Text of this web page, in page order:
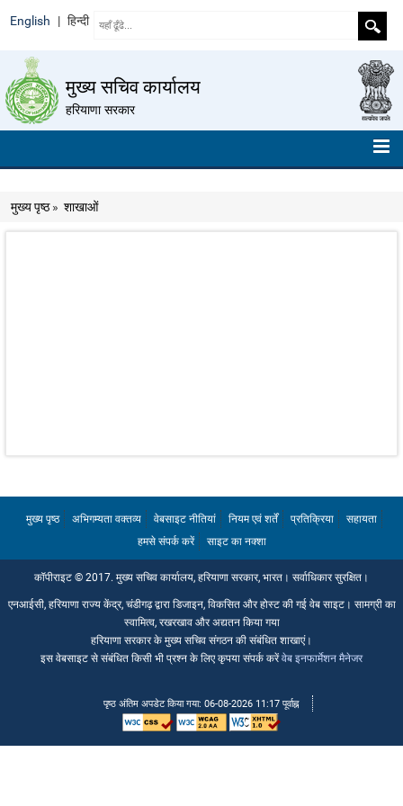
English | हिन्दी
मुख्य सचिव कार्यालय
हरियाणा सरकार
हमारे बारे में
मुख्य पृष्ठ» शाखाओं
मुख्य पृष्ठ अभिगम्यता वक्तव्य वेबसाइट नीतियां नियम एवं शर्तें प्रतिक्रिया
सहायता
हमसे संपर्क करें
साइट का नक्शा
कॉपीराइट © 2017. मुख्य सचिव कार्यालय, हरियाणा सरकार, भारत। सर्वाधिकार सुरक्षित।
एनआईसी, हरियाणा राज्य केंद्र, चंडीगढ़ द्वारा डिजाइन, विकसित और होस्ट की गई वेब साइट। सामग्री का
स्वामित्व, रखरखाव और अद्यतन किया गया
हरियाणा सरकार के मुख्य सचिव संगठन की संबंधित शाखाएं।
इस वेबसाइट से संबंधित किसी भी प्रश्न के लिए कृपया संपर्क करेंवेब इनफार्मेशन मैनेजर
पृष्ठ अंतिम अपडेट किया गया: 06-08-2026 11:17 पूर्वाह्न